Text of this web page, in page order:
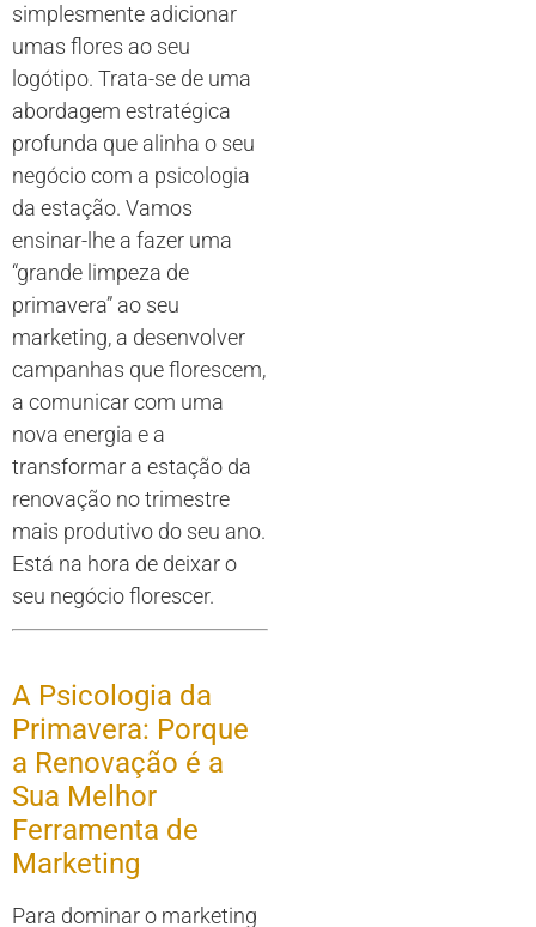
simplesmente adicionar
umas flores ao seu
logótipo. Trata-se de uma
abordagem estratégica
profunda que alinha o seu
negócio com a psicologia
da estação. Vamos
ensinar-lhe a fazer uma
“grande limpeza de
primavera” ao seu
marketing, a desenvolver
campanhas que florescem,
a comunicar com uma
nova energia e a
transformar a estação da
renovação no trimestre
mais produtivo do seu ano.
Está na hora de deixar o
seu negócio florescer.
A Psicologia da
Primavera: Porque
a Renovação é a
Sua Melhor
Ferramenta de
Marketing
Para dominar o marketing